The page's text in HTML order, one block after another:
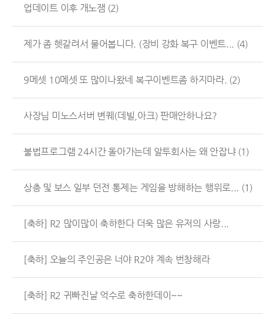
업데이트 이후 개노잼 (2)
제가 좀 헷갈려서 물어봅니다. (장비 강화 복구 이벤트... (4)
9메셋 10메셋 또 많이나왔네 복구이벤트좀 하지마라. (2)
사장님 미노스서버 변퀘(데빌,아크) 판매안하나요?
불법프로그램 24시간 돌아가는데 알투회사는 왜 안잡냐 (1)
상층 및 보스 일부 던전 통제는 게임을 방해하는 행위로... (1)
[축하] R2 많이많이 축하한다 더욱 많은 유저의 사랑...
[축하] 오늘의 주인공은 너야 R2야 계속 번창해라
[축하] R2 귀빠진날 억수로 축하한데이~~